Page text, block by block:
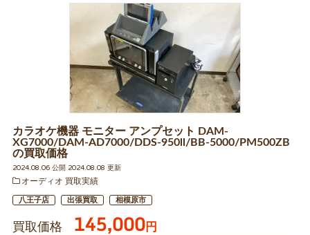
カラオケ機器 モニター アンプセット DAM-
XG7000/DAM-AD7000/DDS-950ll/BB-5000/PM500ZB
の買取価格
2024.08.06 公開 2024.08.08 更新
オーディオ 買取実績
八王子店 出張買取 相模原市
買取価格 145,000円